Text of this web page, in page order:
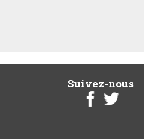
Suivez-nous